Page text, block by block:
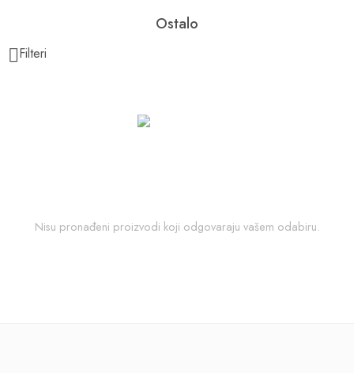
Ostalo
Filteri
Nisu pronađeni proizvodi koji odgovaraju vašem odabiru.